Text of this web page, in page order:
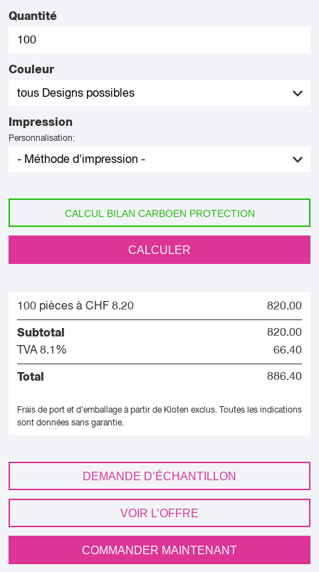
Quantité
Couleur
Impression
Personnalisation:
CALCUL BILAN CARBOEN PROTECTION
CALCULER
100 pièces à CHF 8.20 820.00
Subtotal
820.00
TVA 8.1%
66.40
Total 886.40
Frais de port et d'emballage à partir de Kloten exclus.
Toutes les indications
sont données sans garantie.
DEMANDE D’ÉCHANTILLON
VOIR L’OFFRE
COMMANDER MAINTENANT